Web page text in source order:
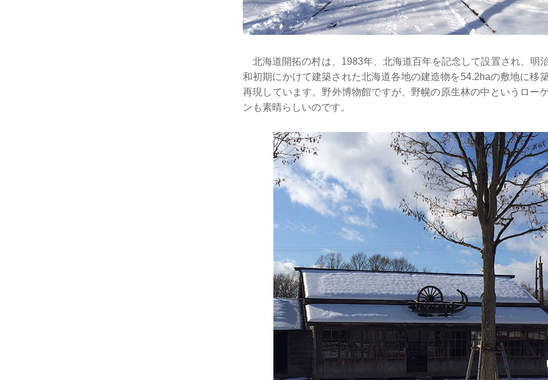
北海道開拓の村は、1983年、北海道百年を記念して設置され、明
和初期にかけて建築された北海道各地の建造物を54.2haの敷地に移
再現しています。野外博物館ですが、野幌の原生林の中というロー
ンも素晴らしいのです。